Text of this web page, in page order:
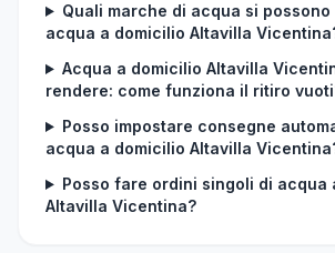
Quali marche di acqua si
acqua a domicilio Altavilla
Acqua a domicilio Altavilla
rendere: come funziona il ritiro
Posso impostare consegne
acqua a domicilio Altavilla
Posso fare ordini singoli di acqua
Altavilla Vicentina?